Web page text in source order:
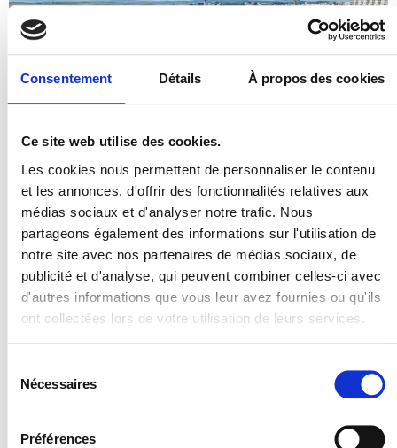
Consentement Détails À propos des cookies
Ce site web utilise des cookies.
Les cookies nous permettent de personnaliser le contenu
et les annonces, d'offrir des fonctionnalités relatives aux
médias sociaux et d'analyser notre trafic. Nous
partageons également des informations sur l'utilisation de
notre site avec nos partenaires de médias sociaux, de
publicité et d'analyse, qui peuvent combiner celles-ci avec
d'autres informations que vous leur avez fournies ou qu'ils
ont collectées lors de votre utilisation de leurs services.
Nécessaires
Préférences